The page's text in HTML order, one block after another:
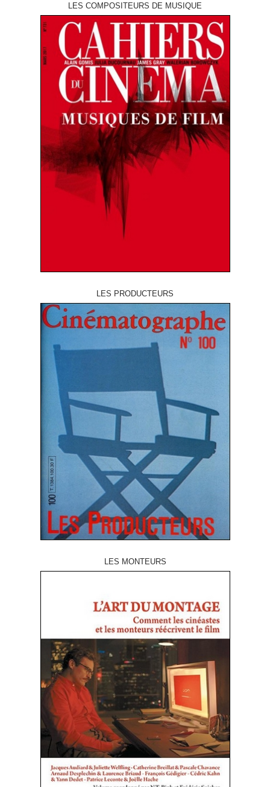
LES COMPOSITEURS DE MUSIQUE
LES PRODUCTEURS
LES MONTEURS